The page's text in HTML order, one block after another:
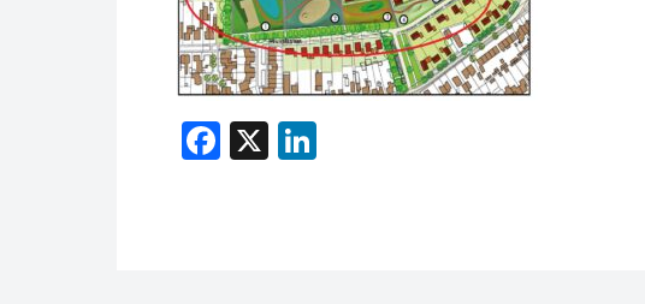
Facebook
X